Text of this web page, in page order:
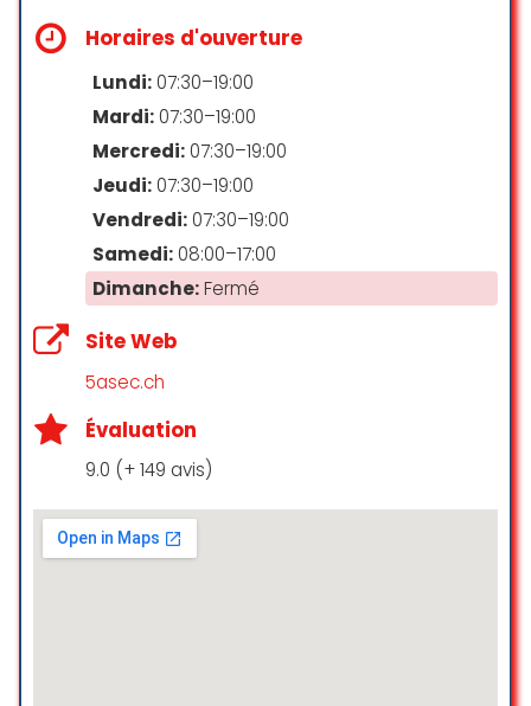
Vraiment content de retrouver ma
veste elle me l’ont nettoyé propre .
Merci beaucoup à Anna et Susana ,
elle ont fait ça avec amour !!!! Merci
1000fois
Horaires d'ouverture
Lundi: 07:30–19:00
Mardi: 07:30–19:00
Mercredi: 07:30–19:00
Jeudi: 07:30–19:00
Vendredi: 07:30–19:00
Samedi: 08:00–17:00
Dimanche:Fermé
Site Web
5asec.ch
Évaluation
9.0 (+ 149 avis)